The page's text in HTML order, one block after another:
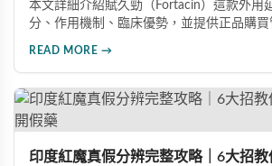
本文詳細介紹賦久勁（Fortacin）這款外用
分、作用機制、臨床優勢，並提供正品購買
READ MORE →
印度紅魔真假分辨完整攻略｜6大招